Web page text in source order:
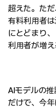
超えた。ただ
有料利用者
にとどまり、
利用者が増
AIモデルの
だけで、今